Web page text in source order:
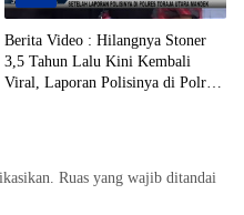
Berita Video : Hilangnya Stoner
3,5 Tahun Lalu Kini Kembali
Viral, Laporan Polisinya di Polres
Ruas yang wajib ditandai